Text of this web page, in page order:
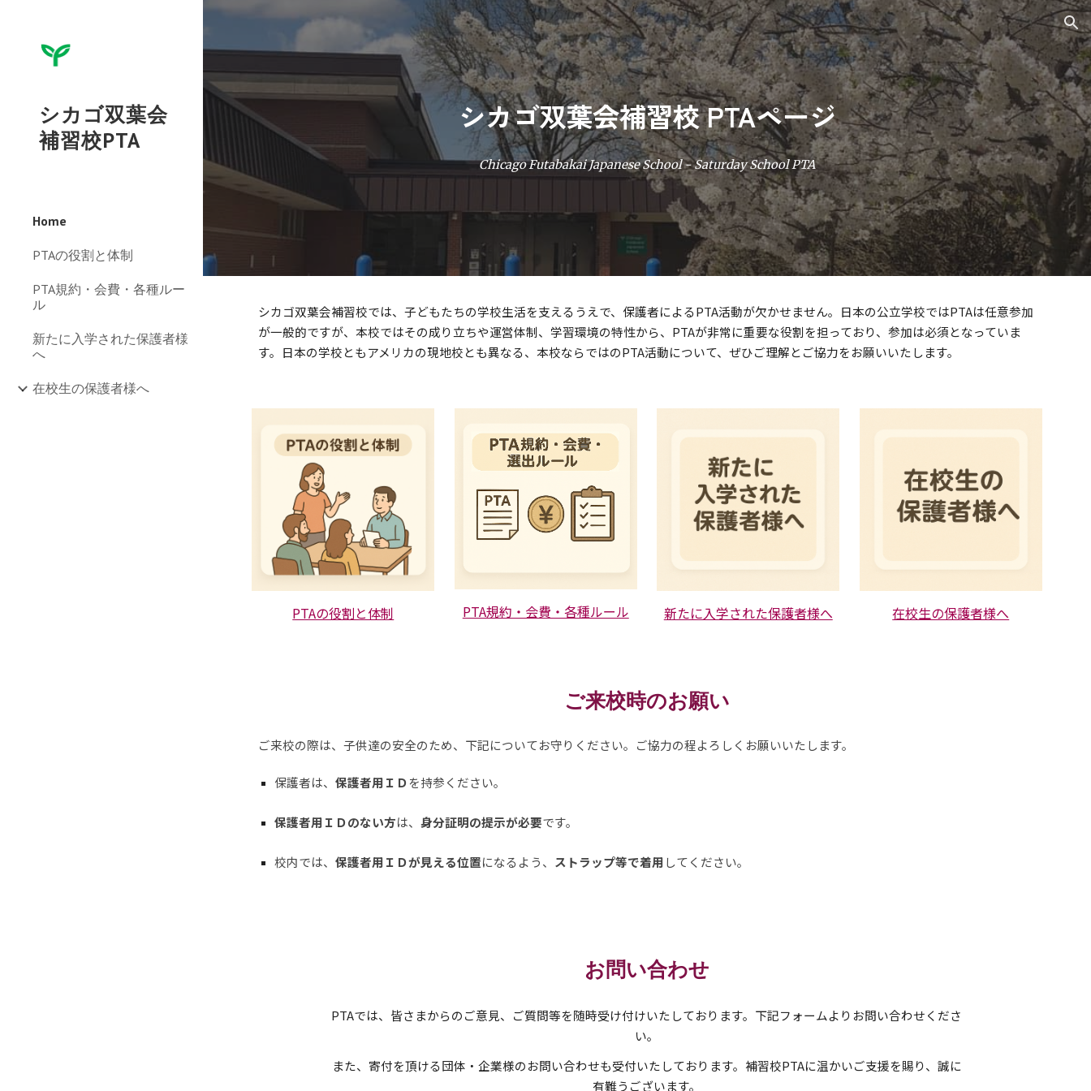
Skip to main content Skip to navigation
シカゴ双葉会
補習校PTA
Home
PTAの役割と体制
PTA規約・会費・各種ルー
ル
新たに入学された保護者様
へ
在校生の保護者様へ
シカゴ双葉会補習校 PTAページ
Chicago Futabakai Japanese School - Saturday School PTA
シカゴ双葉会補習校では、子どもたちの学校生活を支えるうえで、保護者によるPTA活動が欠かせません。日本の公立学校ではPTAは任意参加
が一般的ですが、本校ではその成り立ちや運営体制、学習環境の特性から、PTAが非常に重要な役割を担っており、参加は必須となっていま
す。日本の学校ともアメリカの現地校とも異なる、本校ならではのPTA活動について、ぜひご理解とご協力をお願いいたします。
PTAの役割と体制 PTA規約・会費・各種ルール 新たに入学された保護者様へ 在校生の保護者様へ
ご来校時のお願い
ご来校の際は、子供達の安全のため、下記についてお守りください。ご協力の程よろしくお願いいたします。
保護者は、保護者用ＩＤを持参ください。
保護者用ＩＤのない方は、身分証明の提示が必要です。
校内では、保護者用ＩＤが見える位置になるよう、 ストラップ等で着用してください。
お問い合わせ
PTAでは、皆さまからのご意見、ご質問等を随時受け付けいたしております。下記フォームよりお問い合わせくださ
い。
また、寄付を頂ける団体・企業様のお問い合わせも受付いたしております。補習校PTAに温かいご支援を賜り、誠に
有難うございます。